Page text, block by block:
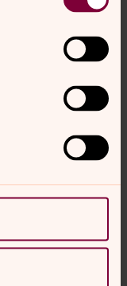
barn och vuxna i
dig eller om det
varit klädda i
döps är jämlika.
syndernas
bred, en